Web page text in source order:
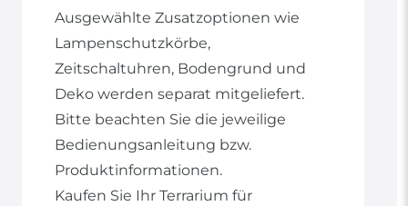
Ausgewählte Zusatzoptionen wie
Lampenschutzkörbe,
Zeitschaltuhren, Bodengrund und
Deko werden separat mitgeliefert.
Bitte beachten Sie die jeweilige
Bedienungsanleitung bzw.
Produktinformationen.
Kaufen Sie Ihr Terrarium für